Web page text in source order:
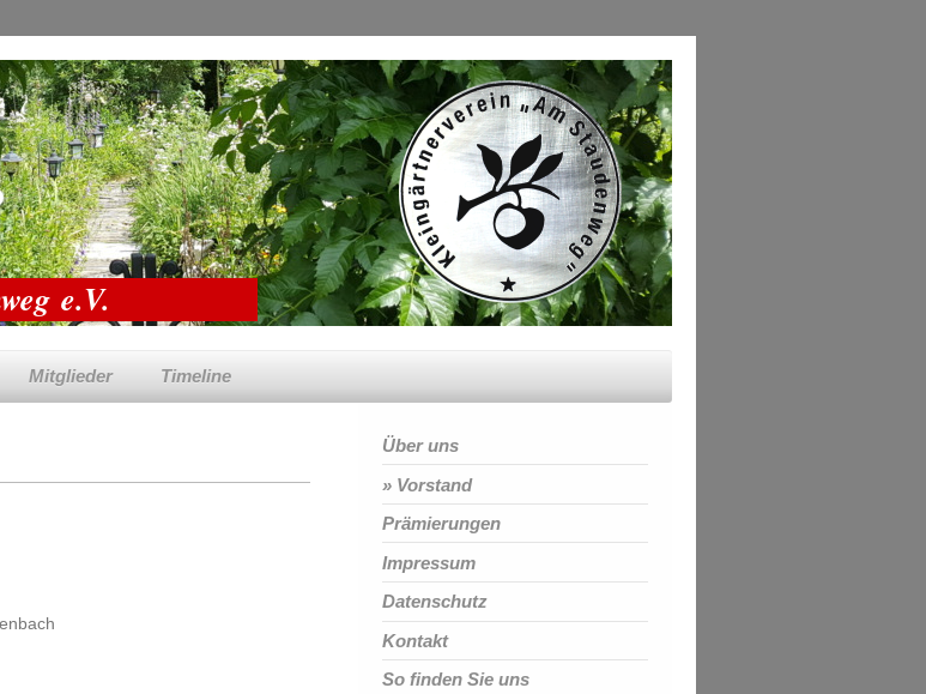
e.V.
Mitglieder Timeline
Über uns
Vorstand
Prämierungen
Impressum
Datenschutz
Kontakt
So finden Sie uns